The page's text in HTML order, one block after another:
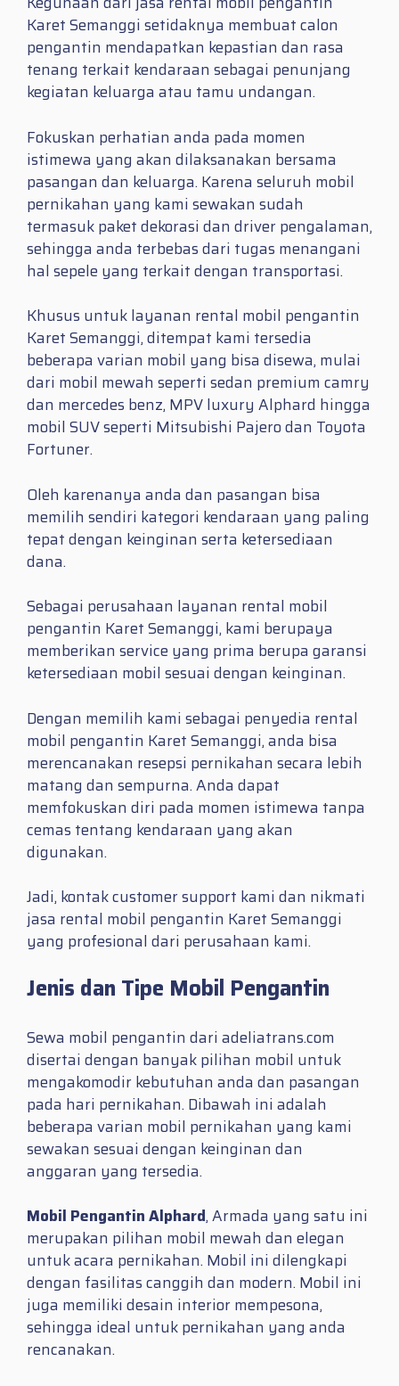
Karet Semanggi setidaknya membuat calon
pengantin mendapatkan kepastian dan rasa
tenang terkait kendaraan sebagai penunjang
kegiatan keluarga atau tamu undangan.
Fokuskan perhatian anda pada momen
istimewa yang akan dilaksanakan bersama
pasangan dan keluarga. Karena seluruh mobil
pernikahan yang kami sewakan sudah
termasuk paket dekorasi dan driver pengalaman,
sehingga anda terbebas dari tugas menangani
hal sepele yang terkait dengan transportasi.
Khusus untuk layanan rental mobil pengantin
Karet Semanggi, ditempat kami tersedia
beberapa varian mobil yang bisa disewa, mulai
dari mobil mewah seperti sedan premium camry
dan mercedes benz, MPV luxury Alphard hingga
mobil SUV seperti Mitsubishi Pajero dan Toyota
Fortuner.
Oleh karenanya anda dan pasangan bisa
memilih sendiri kategori kendaraan yang paling
tepat dengan keinginan serta ketersediaan
dana.
Sebagai perusahaan layanan rental mobil
pengantin Karet Semanggi, kami berupaya
memberikan service yang prima berupa garansi
ketersediaan mobil sesuai dengan keinginan.
Dengan memilih kami sebagai penyedia rental
mobil pengantin Karet Semanggi, anda bisa
merencanakan resepsi pernikahan secara lebih
matang dan sempurna. Anda dapat
memfokuskan diri pada momen istimewa tanpa
cemas tentang kendaraan yang akan
digunakan.
Jadi, kontak customer support kami dan nikmati
jasa rental mobil pengantin Karet Semanggi
yang profesional dari perusahaan kami.
Jenis dan Tipe Mobil Pengantin
Sewa mobil pengantin dari adeliatrans.com
disertai dengan banyak pilihan mobil untuk
mengakomodir kebutuhan anda dan pasangan
pada hari pernikahan. Dibawah ini adalah
beberapa varian mobil pernikahan yang kami
sewakan sesuai dengan keinginan dan
anggaran yang tersedia.
Mobil Pengantin Alphard, Armada yang satu ini
merupakan pilihan mobil mewah dan elegan
untuk acara pernikahan. Mobil ini dilengkapi
dengan fasilitas canggih dan modern. Mobil ini
juga memiliki desain interior mempesona,
sehingga ideal untuk pernikahan yang anda
rencanakan.